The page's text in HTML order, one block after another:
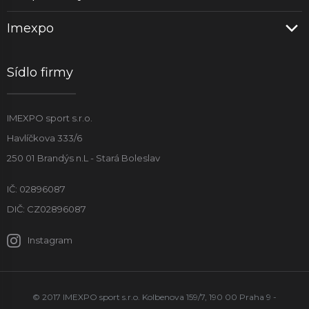
Imexpo
Sídlo firmy
IMEXPO sport s.r.o.
Havlíčkova 333/6
250 01 Brandýs n.L - Stará Boleslav
IČ: 02896087
DIČ: CZ02896087
Instagram
© 2017 IMEXPO sport s.r.o. Kolbenova 159/7, 190 00 Praha 9 -